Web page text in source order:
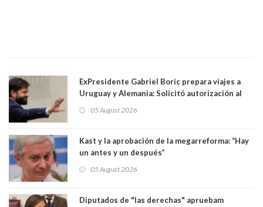
ExPresidente Gabriel Boric prepara viajes a
Uruguay y Alemania: Solicitó autorización al
05 August 2026
Kast y la aprobación de la megarreforma: “Hay
un antes y un después”
05 August 2026
Diputados de "las derechas" apruebam